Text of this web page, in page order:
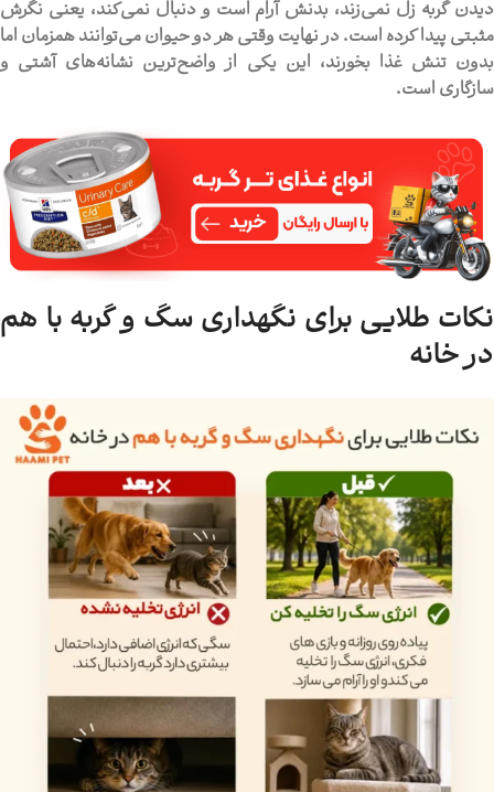
دیدن گربه زل نمی‌زند، بدنش آرام است و دنبال نمی‌کند، یعنی نگرش
مثبتی پیدا کرده است. در نهایت وقتی هر دو حیوان می‌توانند همزمان اما
بدون تنش غذا بخورند، این یکی از واضح‌ترین نشانه‌های آشتی و
سازگاری است.
نکات طلایی برای نگهداری سگ و گربه با هم
در خانه